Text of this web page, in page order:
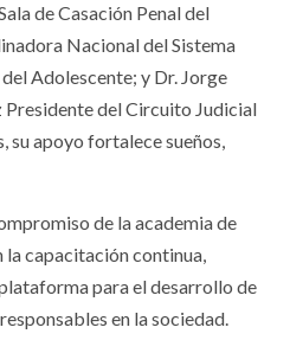
de Casación Penal del
Nacional del Sistema
Adolescente; y Dr. Jorge
Presidente del Circuito Judicial
su apoyo fortalece sueños,
de la academia de
capacitación continua,
para el desarrollo de
en la sociedad.